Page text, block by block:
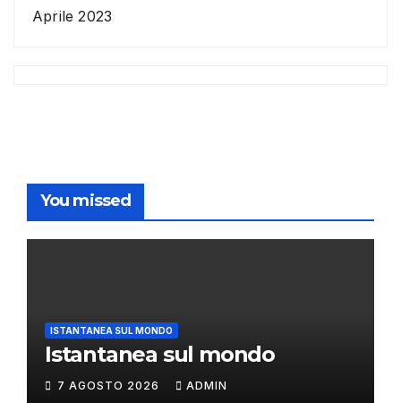
Aprile 2023
You missed
ISTANTANEA SUL MONDO
Istantanea sul mondo
7 AGOSTO 2026 ADMIN